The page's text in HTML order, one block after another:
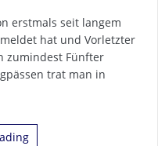
erstmals seit langem
hat und Vorletzter
zumindest Fünfter
trat man in